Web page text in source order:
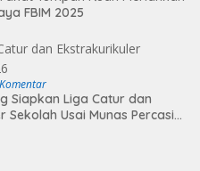
FBIM 2025
Siapkan Liga Catur dan
Sekolah Usai Munas Percasi